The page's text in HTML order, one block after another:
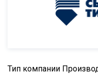
Тип компании